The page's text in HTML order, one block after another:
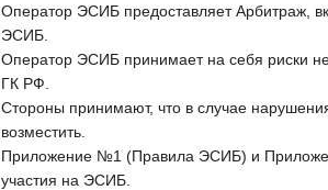
Оператор ЭСИБ предоставляет Арбитраж,
ЭСИБ.
Оператор ЭСИБ принимает на себя риски
ГК РФ.
Стороны принимают, что в случае
возместить.
Приложение №1 (Правила ЭСИБ) и
участия на ЭСИБ.